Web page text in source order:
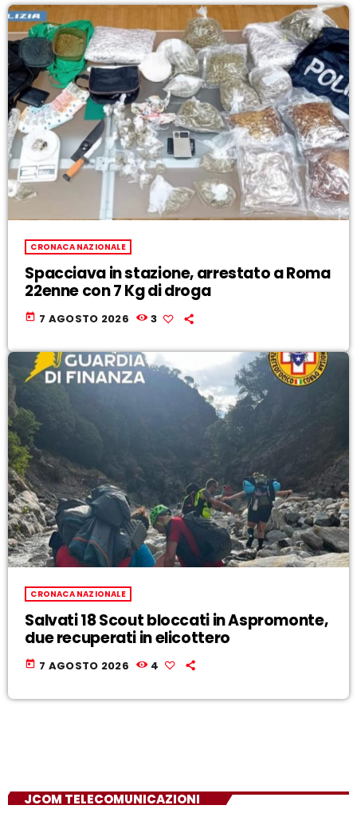
CRONACA NAZIONALE
Spacciava in stazione, arrestato a Roma
22enne con 7 Kg di droga
today 7 AGOSTO 2026 3
CRONACA NAZIONALE
Salvati 18 Scout bloccati in Aspromonte,
due recuperati in elicottero
today 7 AGOSTO 2026 4
JCOM TELECOMUNICAZIONI